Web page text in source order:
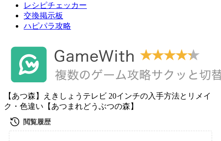
レシピチェッカー
交換掲示板
ハピパラ攻略
【あつ森】えきしょうテレビ 20インチの入手方法とリメイ
ク・色違い【あつまれどうぶつの森】